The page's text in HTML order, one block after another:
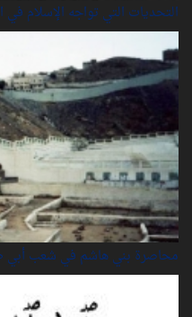
التحديات التي تواجه الإسلام
محاصرة بني هاشم في شعب أبي